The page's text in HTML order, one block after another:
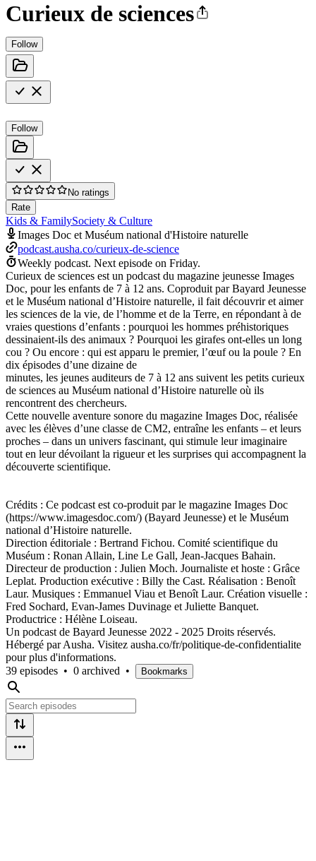
Curieux de sciences
Follow
Follow
No ratings
Rate
Kids & FamilySociety & Culture
Images Doc et Muséum national d'Histoire naturelle
podcast.ausha.co/curieux-de-science
Weekly podcast. Next episode on Friday.
Curieux de sciences est un podcast du magazine jeunesse Images
Doc, pour les enfants de 7 à 12 ans. Coproduit par Bayard Jeunesse
et le Muséum national d’Histoire naturelle, il fait découvrir et aimer
les sciences de la vie, de l’homme et de la Terre, en répondant à de
vraies questions d’enfants : pourquoi les hommes préhistoriques
dessinaient-ils des animaux ? Pourquoi les girafes ont-elles un long
cou ? Ou encore : qui est apparu le premier, l’œuf ou la poule ? En
dix épisodes d’une dizaine de
minutes, les jeunes auditeurs de 7 à 12 ans suivent les petits curieux
de sciences au Muséum national d’Histoire naturelle où ils
rencontrent des chercheurs.
Cette nouvelle aventure sonore du magazine Images Doc, réalisée
avec les élèves d’une classe de CM2, entraîne les enfants – et leurs
proches – dans un univers fascinant, qui stimule leur imaginaire
tout en leur dévoilant la rigueur et les surprises qui accompagnent la
découverte scientifique.
Crédits : Ce podcast est co-produit par le magazine Images Doc
(https://www.imagesdoc.com/) (Bayard Jeunesse) et le Muséum
national d’Histoire naturelle.
Direction éditoriale : Bertrand Fichou. Comité scientifique du
Muséum : Ronan Allain, Line Le Gall, Jean-Jacques Bahain.
Directeur de production : Julien Moch. Journaliste et hoste : Grâce
Leplat. Production exécutive : Billy the Cast. Réalisation : Benoît
Laur. Musiques : Emmanuel Viau et Benoît Laur. Création visuelle :
Fred Sochard, Evan-James Duvinage et Juliette Banquet.
Productrice : Hélène Loiseau.
Un podcast de Bayard Jeunesse 2022 - 2025 Droits réservés.
Hébergé par Ausha. Visitez ausha.co/fr/politique-de-confidentialite
pour plus d'informations.
39 episodes • 0 archived • Bookmarks